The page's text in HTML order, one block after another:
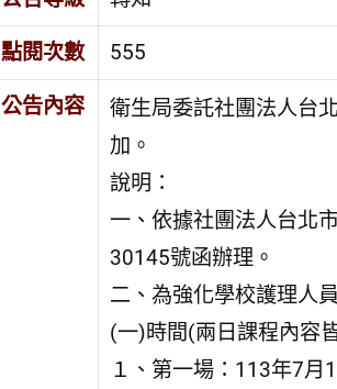
點閱次數 555
公告內容
衛生局委託社團法人台
加。
說明：
一、依據社團法人台北
30145號函辦理。
二、為強化學校護理人
(一)時間(兩日課程內容
１、第一場：113年7月